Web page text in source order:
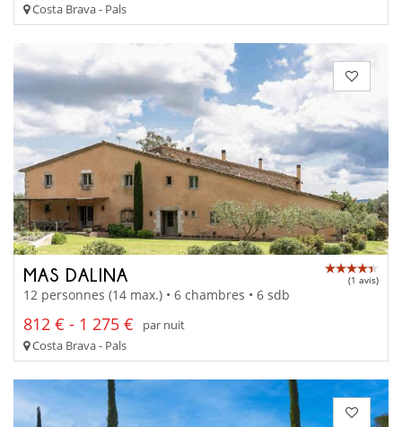
Costa Brava - Pals
MAS DALINA (1 avis)
12 personnes (14 max.) • 6 chambres • 6 sdb
812 € - 1 275 €
par nuit
Costa Brava - Pals